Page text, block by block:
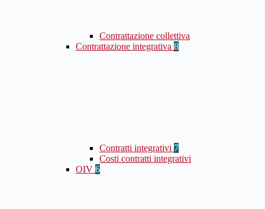
Contrattazione collettiva
Contrattazione integrativa 8
Contratti integrativi 7
Costi contratti integrativi
OIV 6